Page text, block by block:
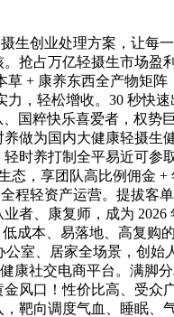
创业处理方案，让每
抢占万亿轻摄生市场
+ 康养东西全产物矩
，轻松增收。30 秒快
国粹快乐喜爱者，权
做为国内大健康轻摄
时养打制全平易近可
，享团队高比例佣金
程轻资产运营。提拔客
、康复师，成为
成本、易落地、高复购
室、居家全场景，创
社交电商平台。满脚
口！性价比高、受众
靶向调度气血、睡眠、